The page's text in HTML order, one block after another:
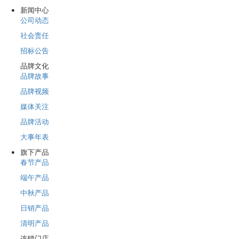
新闻中心
公司动态
社会责任
招标公告
品牌文化
品牌故事
品牌视频
媒体关注
品牌活动
大事年表
旗下产品
春节产品
端午产品
中秋产品
日销产品
清明产品